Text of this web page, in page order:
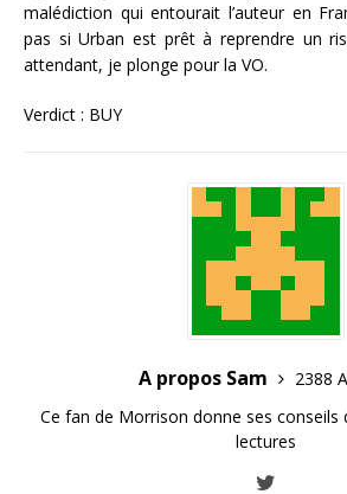
malédiction qui entourait l’auteur en
pas si Urban est prêt à reprendre un
attendant, je plonge pour la VO.
Verdict : BUY
A propos Sam
2388
Ce fan de Morrison donne ses conseils
lectures